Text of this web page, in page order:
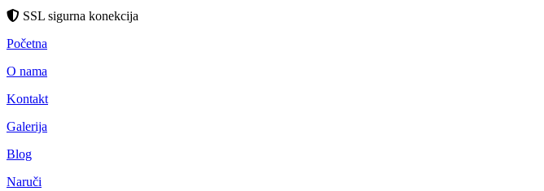
SSL sigurna konekcija
Početna
O nama
Kontakt
Galerija
Blog
Naruči